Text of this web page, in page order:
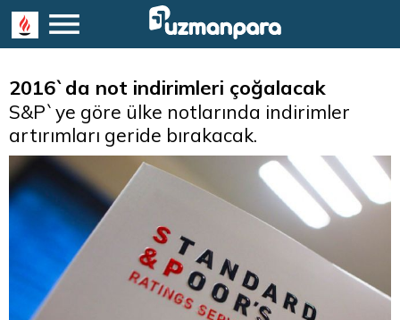
2016`da not indirimleri çoğalacak
S&P`ye göre ülke notlarında indirimler
artırımları geride bırakacak.